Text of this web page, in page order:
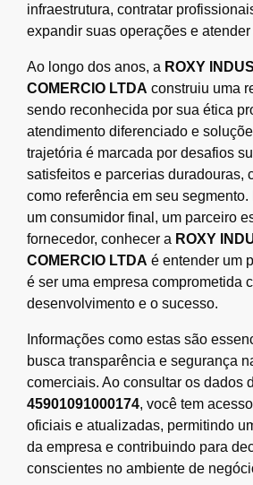
infraestrutura, contratar
expandir suas operações e
Ao longo dos anos, a ROXY
COMERCIO LTDA construiu uma
sendo reconhecida por sua ética
atendimento diferenciado e
trajetória é marcada por desafios
satisfeitos e parcerias duradouras,
como referência em seu
um consumidor final, um parceiro
fornecedor, conhecer a ROXY
COMERCIO LTDA é entender um
é ser uma empresa comprometida
desenvolvimento e o sucesso.
Informações como estas são
busca transparência e segurança
comerciais. Ao consultar os dados
45901091000174, você tem
oficiais e atualizadas, permitindo
da empresa e contribuindo para
conscientes no ambiente de